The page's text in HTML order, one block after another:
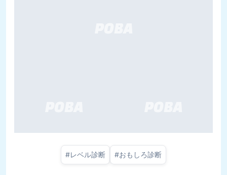
#レベル診断 #おもしろ診断